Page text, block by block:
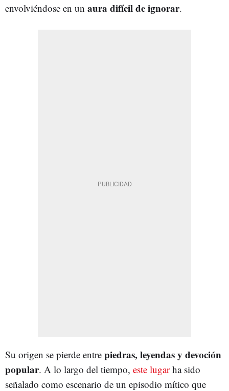
envolviéndose en un aura difícil de ignorar.
Su origen se pierde entre piedras, leyendas y devoción
popular. A lo largo del tiempo, este lugarha sido
señalado como escenario de un episodio mítico que